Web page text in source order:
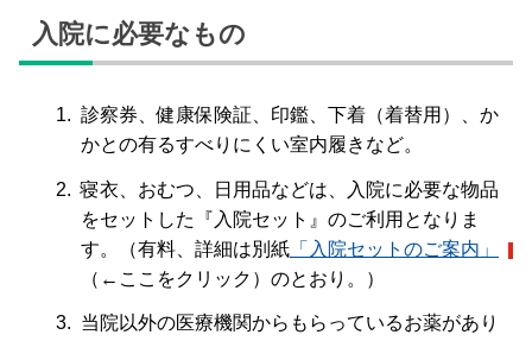
入院に必要なもの
診察券、健康保険証、印鑑、下着（着替用）、か
かとの有るすべりにくい室内履きなど。
寝衣、おむつ、日用品などは、入院に必要な物品
をセットした『入院セット』のご利用となりま
す。（有料、詳細は別紙 「入院セットのご案内」
（←ここをクリック）のとおり。）
当院以外の医療機関からもらっているお薬があり